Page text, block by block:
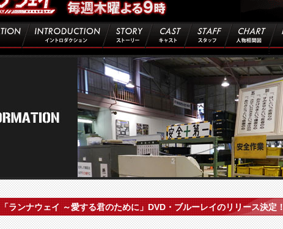
「ランナウェイ ～愛する君のために」DVD・ブルーレイのリリース決定！